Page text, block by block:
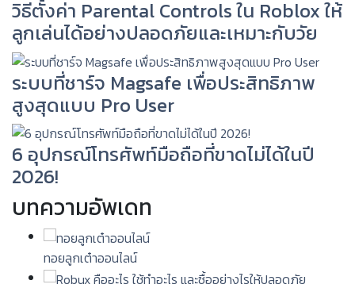
วิธีตั้งค่า Parental Controls ใน Roblox ให้
ลูกเล่นได้อย่างปลอดภัยและเหมาะกับวัย
ระบบที่ชาร์จ Magsafe เพื่อประสิทธิภาพ
สูงสุดแบบ Pro User
6 อุปกรณ์โทรศัพท์มือถือที่ขาดไม่ได้ในปี
2026!
บทความอัพเดท
ทอยลูกเต๋าออนไลน์